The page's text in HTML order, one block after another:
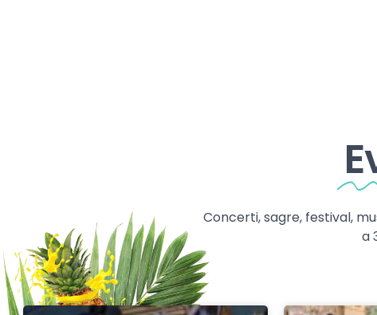
Concerti, sagre, festival,
a